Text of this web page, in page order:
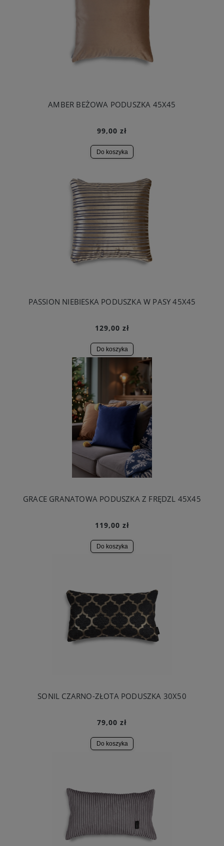
AMBER BEŻOWA PODUSZKA 45X45
99,00 zł
Do koszyka
PASSION NIEBIESKA PODUSZKA W PASY 45X45
129,00 zł
Do koszyka
GRACE GRANATOWA PODUSZKA Z FRĘDZL 45X45
119,00 zł
Do koszyka
SONIL CZARNO-ZŁOTA PODUSZKA 30X50
79,00 zł
Do koszyka